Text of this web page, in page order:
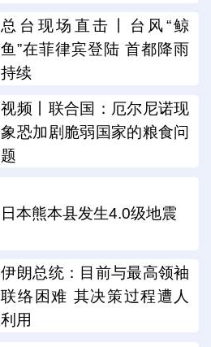
总台现场直击丨台风“鲸
鱼”在菲律宾登陆 首都降雨
持续
视频丨联合国：厄尔尼诺现
象恐加剧脆弱国家的粮食问
题
日本熊本县发生4.0级地震
伊朗总统：目前与最高领袖
联络困难 其决策过程遭人
利用